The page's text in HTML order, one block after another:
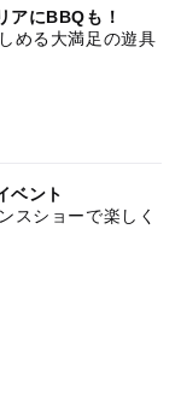
アにBBQも！
める大満足の遊具
ベント
スショーで楽しく